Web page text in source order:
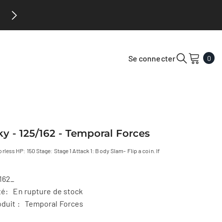
Se connecter 00
- 125/162 - Temporal Forces
HP: 150 Stage: Stage 1 Attack 1: Body Slam- Flip a coin. If
En rupture de stock
: Temporal Forces